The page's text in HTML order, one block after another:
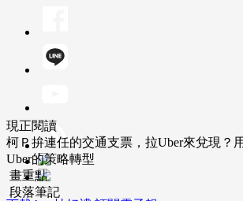
現正閱讀
柯Ｐ拚連任的交通支票，拉Uber來兌現？
Uber的策略轉型
畫重點
段落筆記